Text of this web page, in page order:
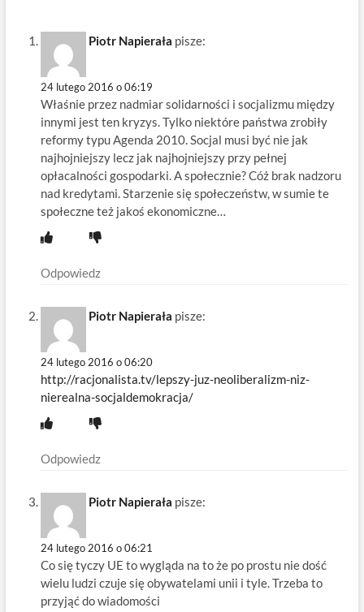
Piotr Napierała pisze:
24 lutego 2016 o 06:19
Właśnie przez nadmiar solidarności i socjalizmu między
innymi jest ten kryzys. Tylko niektóre państwa zrobiły
reformy typu Agenda 2010. Socjal musi być nie jak
najhojniejszy lecz jak najhojniejszy przy pełnej
opłacalności gospodarki. A społecznie? Cóż brak nadzoru
nad kredytami. Starzenie się społeczeństw, w sumie te
społeczne też jakoś ekonomiczne…
Odpowiedz
Piotr Napierała pisze:
24 lutego 2016 o 06:20
http://racjonalista.tv/lepszy-juz-neoliberalizm-niz-
nierealna-socjaldemokracja/
Odpowiedz
Piotr Napierała pisze:
24 lutego 2016 o 06:21
Co się tyczy UE to wygląda na to że po prostu nie dość
wielu ludzi czuje się obywatelami unii i tyle. Trzeba to
przyjąć do wiadomości